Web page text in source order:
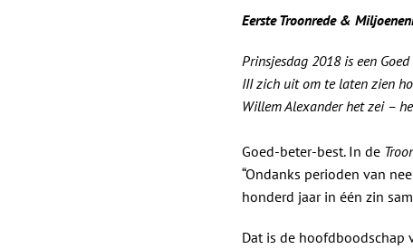
Eerste Troonrede &
Prinsjesdag 2018 is een
III zich uit om te laten zien
Willem Alexander het zei –
Goed-beter-best. In de
“Ondanks perioden van
honderd jaar in één zin
Dat is de